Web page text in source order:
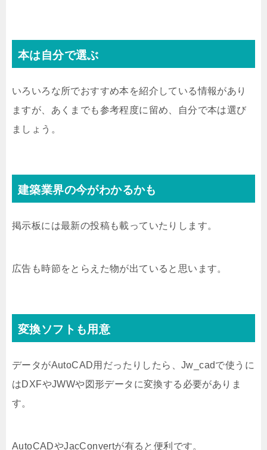
本は自分で選ぶ
いろいろな所でおすすめ本を紹介している情報があり
ますが、あくまでも参考程度に留め、自分で本は選び
ましょう。
建築業界の今がわかるかも
掲示板には最新の投稿も載っていたりします。
広告も時節をとらえた物が出ていると思います。
変換ソフトも用意
データがAutoCAD用だったりしたら、Jw_cadで使うに
はDXFやJWWや図形データに変換する必要がありま
す。
AutoCADやJacConvertが有ると便利です。